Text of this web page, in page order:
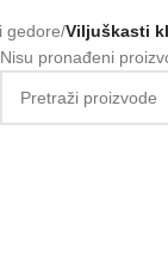
gedore/Viljuškasti
Nisu pronađeni